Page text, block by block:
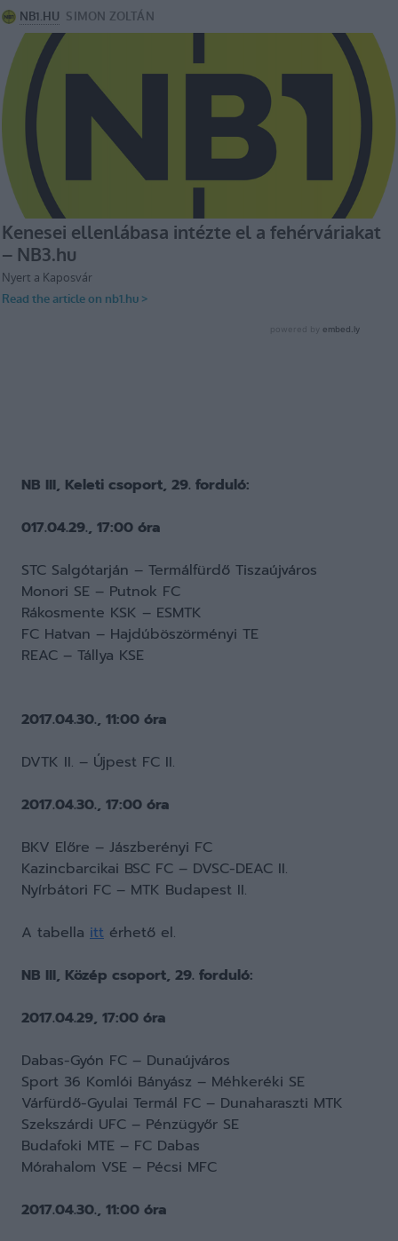
NB III, Keleti csoport, 29. forduló:
017.04.29., 17:00 óra
STC Salgótarján – Termálfürdő Tiszaújváros
Monori SE – Putnok FC
Rákosmente KSK – ESMTK
FC Hatvan – Hajdúböszörményi TE
REAC – Tállya KSE
2017.04.30., 11:00 óra
DVTK II. – Újpest FC II.
2017.04.30., 17:00 óra
BKV Előre – Jászberényi FC
Kazincbarcikai BSC FC – DVSC-DEAC II.
Nyírbátori FC – MTK Budapest II.
A tabella itt érhető el.
NB III, Közép csoport, 29. forduló:
2017.04.29, 17:00 óra
Dabas-Gyón FC – Dunaújváros
Sport 36 Komlói Bányász – Méhkeréki SE
Várfürdő-Gyulai Termál FC – Dunaharaszti MTK
Szekszárdi UFC – Pénzügyőr SE
Budafoki MTE – FC Dabas
Mórahalom VSE – Pécsi MFC
2017.04.30., 11:00 óra